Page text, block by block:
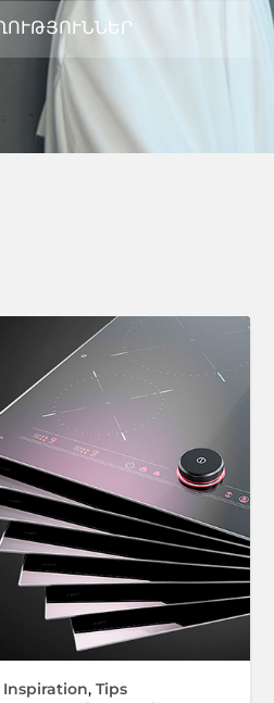
Inspiration,Tips